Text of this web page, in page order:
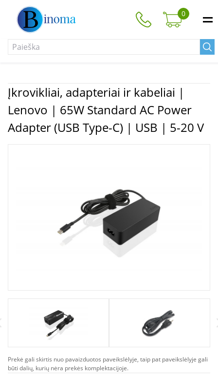
0
Įkrovikliai, adapteriai ir kabeliai |
Lenovo | 65W Standard AC Power
Adapter (USB Type-C) | USB | 5-20 V
Prekė gali skirtis nuo pavaizduotos paveikslėlyje, taip pat paveikslėlyje gali
būti dalių, kurių nėra prekės komplektacijoje.